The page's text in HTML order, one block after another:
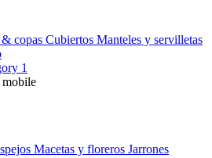
& copas Cubiertos Manteles y servilletas
Macetas y floreros Jarrones